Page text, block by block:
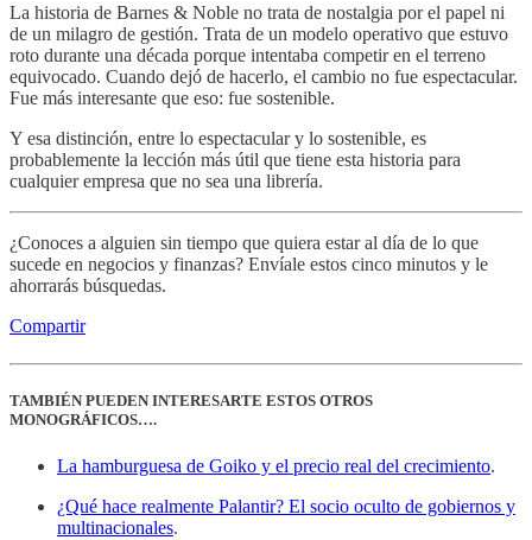
La historia de Barnes & Noble no trata de nostalgia por el papel ni
de un milagro de gestión. Trata de un modelo operativo que estuvo
roto durante una década porque intentaba competir en el terreno
equivocado. Cuando dejó de hacerlo, el cambio no fue espectacular.
Fue más interesante que eso: fue sostenible.
Y esa distinción, entre lo espectacular y lo sostenible, es
probablemente la lección más útil que tiene esta historia para
cualquier empresa que no sea una librería.
¿Conoces a alguien sin tiempo que quiera estar al día de lo que
sucede en negocios y finanzas? Envíale estos cinco minutos y le
ahorrarás búsquedas.
Compartir
TAMBIÉN PUEDEN INTERESARTE ESTOS OTROS
MONOGRÁFICOS….
La hamburguesa de Goiko y el precio real del crecimiento.
¿Qué hace realmente Palantir? El socio oculto de gobiernos y
multinacionales.